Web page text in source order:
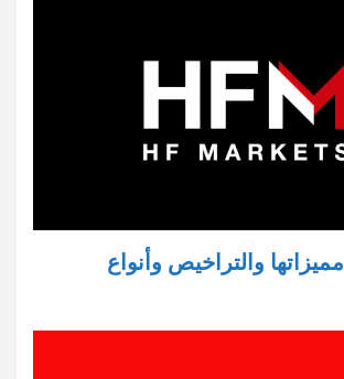
شركة HFM مميزاتها والتراخيص وأنواع